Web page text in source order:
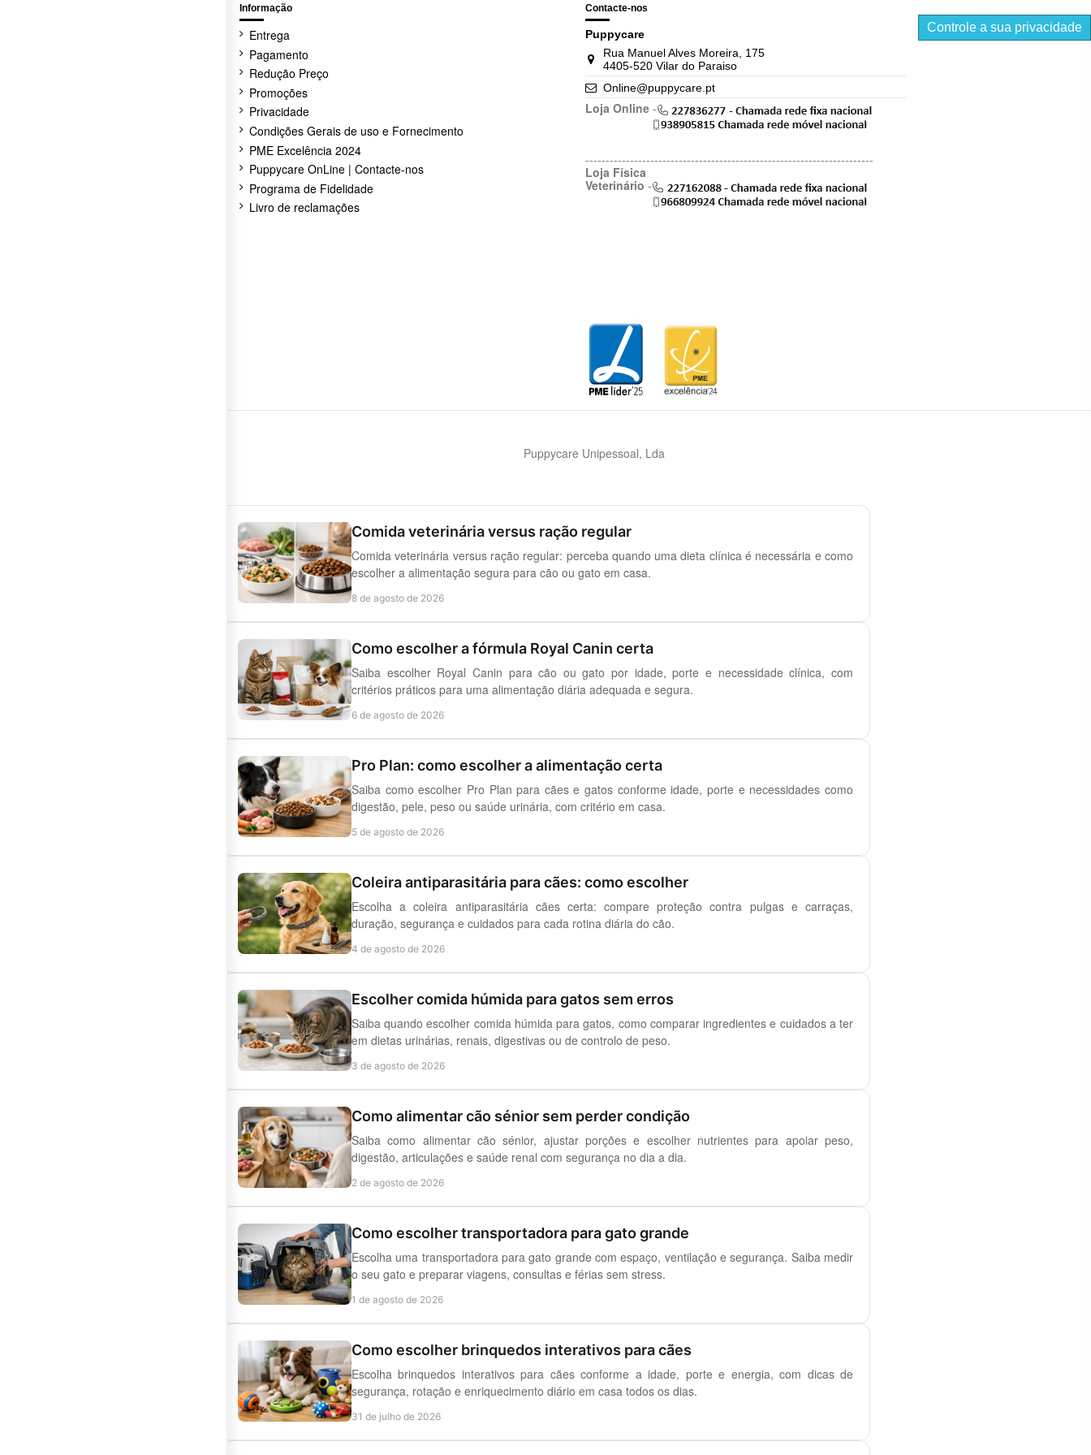
Informação
Entrega
Pagamento
Redução Preço
Promoções
Privacidade
Condições Gerais de uso e Fornecimento
PME Excelência 2024
Puppycare OnLine | Contacte-nos
Programa de Fidelidade
Livro de reclamações
Contacte-nos
Puppycare
Rua Manuel Alves Moreira, 175
4405-520 Vilar do Paraiso
Online@puppycare.pt
Loja Online -
-----------------------------------------------------------------------
Loja Física
Veterinário -
Controle a sua privacidade
Puppycare Unipessoal, Lda
Comida veterinária versus ração regular
Comida veterinária versus ração regular: perceba quando uma dieta clínica é necessária e como
escolher a alimentação segura para cão ou gato em casa.
8 de agosto de 2026
Como escolher a fórmula Royal Canin certa
Saiba escolher Royal Canin para cão ou gato por idade, porte e necessidade clínica, com
critérios práticos para uma alimentação diária adequada e segura.
6 de agosto de 2026
Pro Plan: como escolher a alimentação certa
Saiba como escolher Pro Plan para cães e gatos conforme idade, porte e necessidades como
digestão, pele, peso ou saúde urinária, com critério em casa.
5 de agosto de 2026
Coleira antiparasitária para cães: como escolher
Escolha a coleira antiparasitária cães certa: compare proteção contra pulgas e carraças,
duração, segurança e cuidados para cada rotina diária do cão.
4 de agosto de 2026
Escolher comida húmida para gatos sem erros
Saiba quando escolher comida húmida para gatos, como comparar ingredientes e cuidados a ter
em dietas urinárias, renais, digestivas ou de controlo de peso.
3 de agosto de 2026
Como alimentar cão sénior sem perder condição
Saiba como alimentar cão sénior, ajustar porções e escolher nutrientes para apoiar peso,
digestão, articulações e saúde renal com segurança no dia a dia.
2 de agosto de 2026
Como escolher transportadora para gato grande
Escolha uma transportadora para gato grande com espaço, ventilação e segurança. Saiba medir
o seu gato e preparar viagens, consultas e férias sem stress.
1 de agosto de 2026
Como escolher brinquedos interativos para cães
Escolha brinquedos interativos para cães conforme a idade, porte e energia, com dicas de
segurança, rotação e enriquecimento diário em casa todos os dias.
31 de julho de 2026